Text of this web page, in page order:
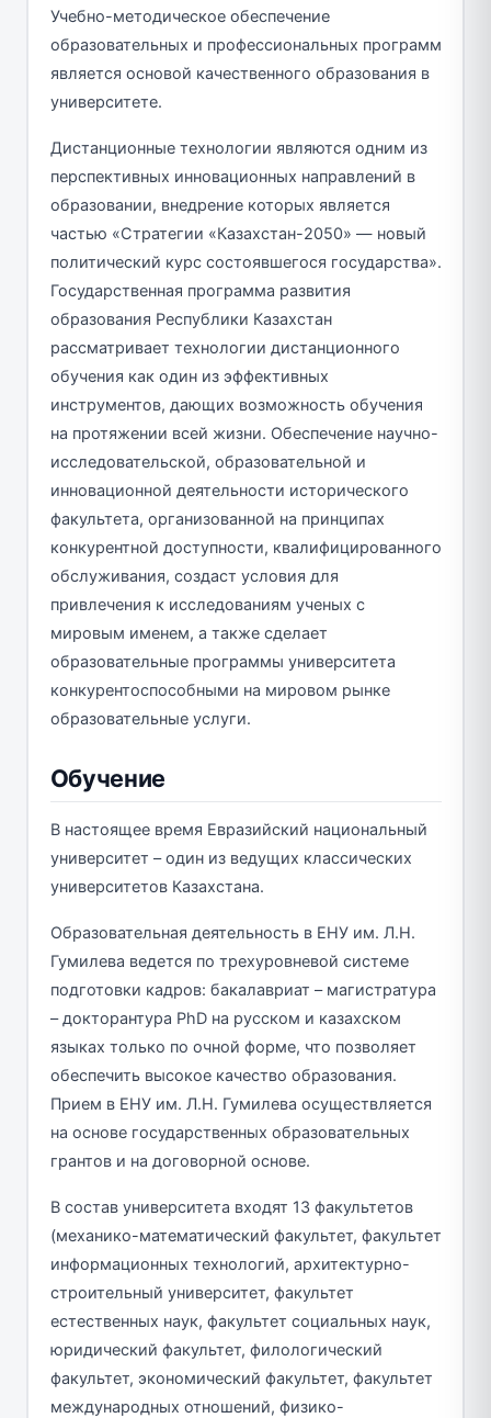
Учебно-методическое обеспечение
образовательных и профессиональных программ
является основой качественного образования в
университете.
Дистанционные технологии являются одним из
перспективных инновационных направлений в
образовании, внедрение которых является
частью «Стратегии «Казахстан-2050» — новый
политический курс состоявшегося государства».
Государственная программа развития
образования Республики Казахстан
рассматривает технологии дистанционного
обучения как один из эффективных
инструментов, дающих возможность обучения
на протяжении всей жизни. Обеспечение научно-
исследовательской, образовательной и
инновационной деятельности исторического
факультета, организованной на принципах
конкурентной доступности, квалифицированного
обслуживания, создаст условия для
привлечения к исследованиям ученых с
мировым именем, а также сделает
образовательные программы университета
конкурентоспособными на мировом рынке
образовательные услуги.
Обучение
В настоящее время Евразийский национальный
университет – один из ведущих классических
университетов Казахстана.
Образовательная деятельность в ЕНУ им. Л.Н.
Гумилева ведется по трехуровневой системе
подготовки кадров: бакалавриат – магистратура
– докторантура PhD на русском и казахском
языках только по очной форме, что позволяет
обеспечить высокое качество образования.
Прием в ЕНУ им. Л.Н. Гумилева осуществляется
на основе государственных образовательных
грантов и на договорной основе.
В состав университета входят 13 факультетов
(механико-математический факультет, факультет
информационных технологий, архитектурно-
строительный университет, факультет
естественных наук, факультет социальных наук,
юридический факультет, филологический
факультет, экономический факультет, факультет
международных отношений, физико-